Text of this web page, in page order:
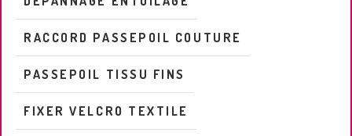
RACCORD PASSEPOIL COUTURE
PASSEPOIL TISSU FINS
FIXER VELCRO TEXTILE